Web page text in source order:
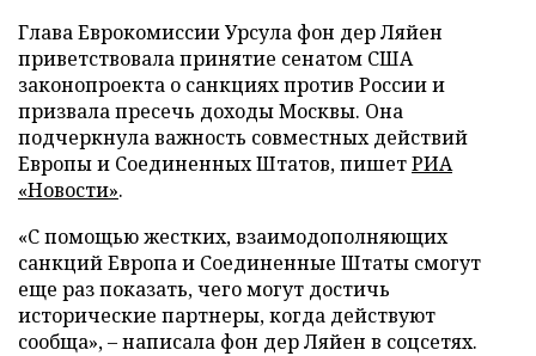
Глава Еврокомиссии Урсула фон дер Ляйен
приветствовала принятие сенатом США
законопроекта о санкциях против России и
призвала пресечь доходы Москвы. Она
подчеркнула важность совместных действий
Европы и Соединенных Штатов, пишетРИА
«Новости».
«С помощью жестких, взаимодополняющих
санкций Европа и Соединенные Штаты смогут
еще раз показать, чего могут достичь
исторические партнеры, когда действуют
сообща», – написала фон дер Ляйен в соцсетях.